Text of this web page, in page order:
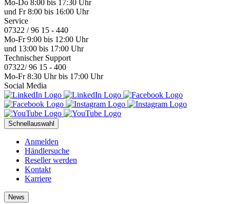
Anmelden
Händlersuche
Reseller werden
Kontakt
Karriere
News
Aktuelle News
Ratgeber
Rechtliches
Impressum
AEB
Datenschutz
Cookie-Einstellungen
EXTRA Service-Center
sowie den direkten Kontakt zu unseren Teams.